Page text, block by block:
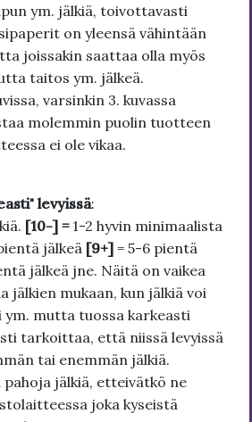
ym. jälkiä, toivottavasti
on yleensä vähintään
joissakin saattaa olla myös
taitos ym. jälkeä.
varsinkin 3. kuvassa
molemmin puolin tuotteen
ei ole vikaa.
levyissä:
[10-] = 1-2 hyvin minimaalista
jälkeä [9+] = 5-6 pientä
jälkeä jne. Näitä on vaikea
jälkien mukaan, kun jälkiä voi
ym. mutta tuossa karkeasti
tarkoittaa, että niissä levyissä
tai enemmän jälkiä.
pahoja jälkiä, etteivätkö ne
joka kyseistä